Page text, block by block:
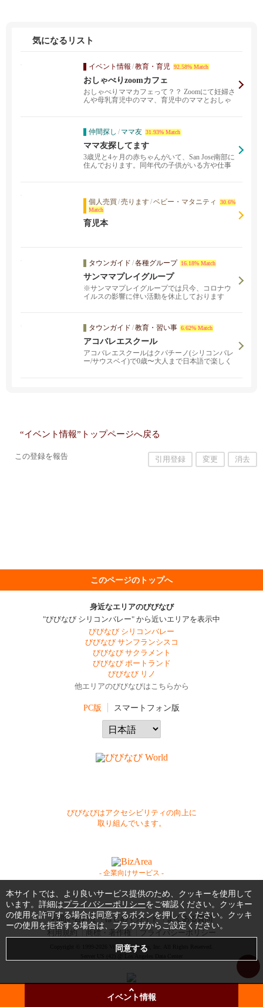
気になるリスト
イベント情報 /教育・育児 92.58% Match
おしゃべりzoomカフェ
おしゃべりママカフェって？？ Zoomにて妊婦さ
んや母乳育児中のママ、育児中のママとおしゃ
仲間探し / ママ友 31.93% Match
ママ友探してます
3歳児と4ヶ月の赤ちゃんがいて、San Jose南部に
住んでおります。同年代の子供がいる方や仕事
個人売買 /売ります/ベビー・マタニティ
30.6%
Match
育児本
タウンガイド /各種グループ 16.18% Match
サンママプレイグループ
※サンママプレイグループでは只今、コロナウ
イルスの影響に伴い活動を休止しております
タウンガイド /教育・習い事 6.62% Match
アコバレエスクール
アコバレエスクールはクパチーノ(シリコンバレ
ー/サウスベイ)で0歳〜大人まで日本語で楽しく
さあ今から一緒に始めよう！バレエ、ジャズ、
コーラス、ヨガ、ピアノ、ベビーストレッチ＆
ダンス、体脂肪燃焼ボディコンディショニン
グ、ストレッチ、産前産後、テニス、卓球、編
“イベント情報”トップページへ戻る
この登録を報告 引用登録 変更 消去
このページのトップへ
身近なエリアのびびなび
"びびなび シリコンバレー" から近いエリアを表示中
びびなび シリコンバレー
びびなび サンフランシスコ
びびなび サクラメント
びびなび ポートランド
びびなび リノ
他エリアのびびなびはこちらから
PC版 スマートフォン版
びびなびはアクセシビリティの向上に
取り組んでいます。
- 企業向けサービス -
お問い合わせ はじめてガイド
よくある質問
利用規約
商標・著作権 プライバシーポリシー
Copyright © 1999-2026 Vivid Navigation, Inc. All Rights Reserved.
イベント情報
本サイトでは、より良いサービス提供のため、クッキーを使用して
います。詳細はプライバシーポリシーをご確認ください。クッキー
の使用を許可する場合は同意するボタンを押してください。クッキ
ーの使用を拒否する場合は、ブラウザからご設定ください。